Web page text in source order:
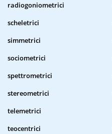
radiogoniometrici
scheletrici
simmetrici
sociometrici
spettrometrici
stereometrici
telemetrici
teocentrici